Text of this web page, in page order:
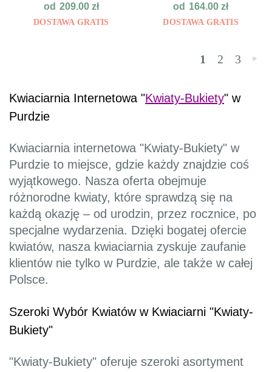
od 209.00 zł
DOSTAWA GRATIS
od 164.00zł
DOSTAWA GRATIS
1 2 3 »
Kwiaciarnia Internetowa "Kwiaty-Bukiety" w
Purdzie
Kwiaciarnia internetowa "Kwiaty-Bukiety" w
Purdzie to miejsce, gdzie każdy znajdzie coś
wyjątkowego. Nasza oferta obejmuje
różnorodne kwiaty, które sprawdzą się na
każdą okazję – od urodzin, przez rocznice, po
specjalne wydarzenia. Dzięki bogatej ofercie
kwiatów, nasza kwiaciarnia zyskuje zaufanie
klientów nie tylko w Purdzie, ale także w całej
Polsce.
Szeroki Wybór Kwiatów w Kwiaciarni "Kwiaty-
Bukiety"
"Kwiaty-Bukiety" oferuje szeroki asortyment